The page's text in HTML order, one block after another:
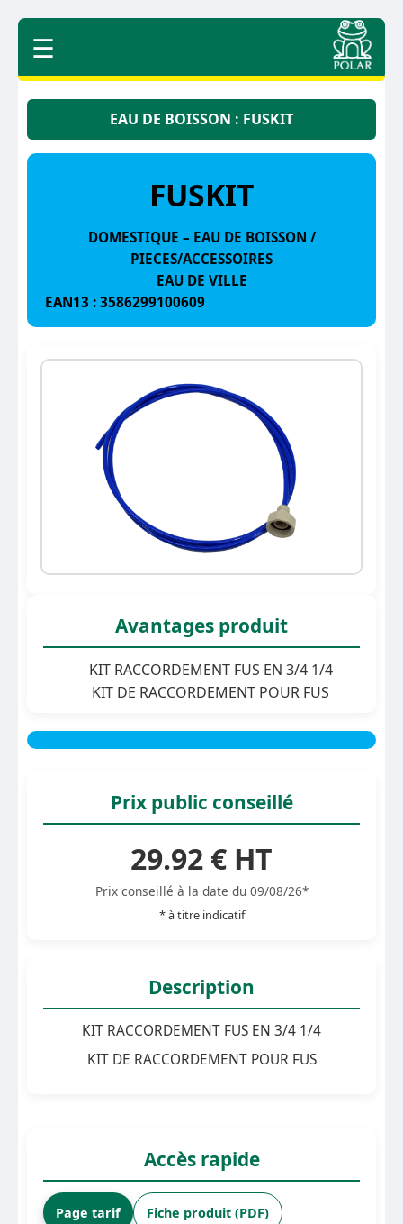
☰
EAU DE BOISSON : FUSKIT
FUSKIT
DOMESTIQUE – EAU DE BOISSON /
PIECES/ACCESSOIRES
EAU DE VILLE
EAN13 : 3586299100609
Avantages produit
KIT RACCORDEMENT FUS EN 3/4 1/4
KIT DE RACCORDEMENT POUR FUS
Prix public conseillé
29.92 € HT
Prix conseillé à la date du 09/08/26*
* à titre indicatif
Description
KIT RACCORDEMENT FUS EN 3/4 1/4
KIT DE RACCORDEMENT POUR FUS
Accès rapide
Page tarif Fiche produit (PDF)